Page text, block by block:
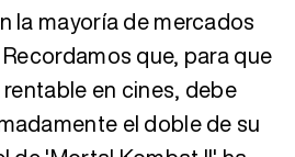
la mayoría de mercados
que, para que
en cines, debe
el doble de su